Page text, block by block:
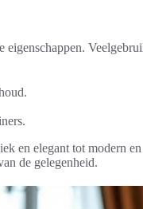
eigenschappen.
en elegant tot modern en
de gelegenheid.